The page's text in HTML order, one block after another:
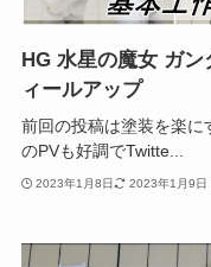
HG 水星の魔女 ガ
ィールアップ
前回の投稿は塗装を楽
のPVも好調でTwitte...
2023年1月8日 2023年1月9日